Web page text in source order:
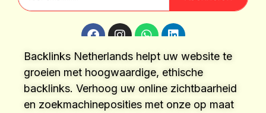
Backlinks Netherlands helpt uw website te
groeien met hoogwaardige, ethische
backlinks. Verhoog uw online zichtbaarheid
en zoekmachineposities met onze op maat